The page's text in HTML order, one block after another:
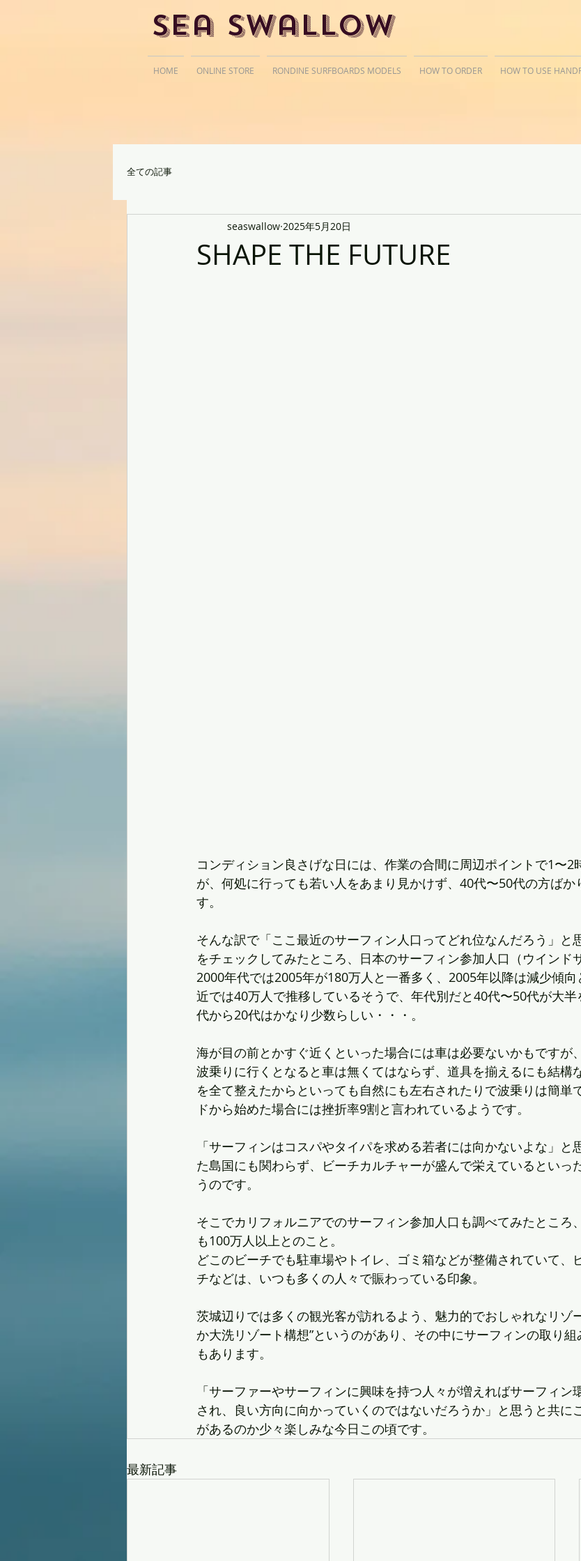
Sea Swallow
全ての記事
SHAPE THE FUTURE
seaswallow 2025年5月20日
コンディション良さげな日には、作業の合間に周辺ポイントで1〜2
が、何処に行っても若い人をあまり見かけず、40代〜50代の方ばか
す。
そんな訳で「ここ最近のサーフィン人口ってどれ位なんだろう」と
をチェックしてみたところ、日本のサーフィン参加人口（ウインド
2000年代では2005年が180万人と一番多く、2005年以降は減少傾
近では40万人で推移しているそうで、年代別だと40代〜50代が大
代から20代はかなり少数らしい・・・。
海が目の前とかすぐ近くといった場合には車は必要ないかもですが
波乗りに行くとなると車は無くてはならず、道具を揃えるにも結構
を全て整えたからといっても自然にも左右されたりで波乗りは簡単
ドから始めた場合には挫折率9割と言われているようです。
「サーフィンはコスパやタイパを求める若者には向かないよな」と
た島国にも関わらず、ビーチカルチャーが盛んで栄えているといっ
うのです。
そこでカリフォルニアでのサーフィン参加人口も調べてみたところ
も100万人以上とのこと。
どこのビーチでも駐車場やトイレ、ゴミ箱などが整備されていて、
チなどは、いつも多くの人々で賑わっている印象。
茨城辺りでは多くの観光客が訪れるよう、魅力的でおしゃれなリゾ
か大洗リゾート構想”というのがあり、その中にサーフィンの取り
もあります。
「サーファーやサーフィンに興味を持つ人々が増えればサーフィン
され、良い方向に向かっていくのではないだろうか」と思うと共に
があるのか少々楽しみな今日この頃です。
最新記事
HOME ONLINE STORE RONDINE SURFBOARDS MODELS HOW TO ORDER HOW TO USE